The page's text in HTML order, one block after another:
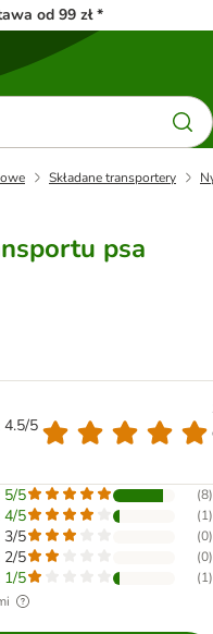
od 99 zł *
Składane transportery
psa
4.5/5
5/5 (8)
4/5 (1)
3/5 (0)
2/5 (0)
1/5 (1)